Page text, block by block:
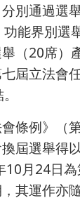
別通過選
功能界別選
（20席）
屆立法會
條例》（
屆選舉得
10月24日
其運作亦隨